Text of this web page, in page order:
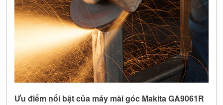
Ưu điểm nổi bật của máy mài góc Makita GA9061R